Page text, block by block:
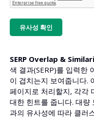
유사성 확인
SERP Overlap &
색 결과(SERP)를 입력한
이 겹치는지 보여줍니다.
페이지로 처리할지, 각각
대한 힌트를 줍니다. 대량
과의 유사성에 따라 클러